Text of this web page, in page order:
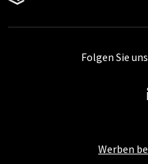
Werben
Folgen Sie